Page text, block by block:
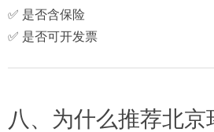
✅ 是否含保险
✅ 是否可开发票
八、为什么推荐北